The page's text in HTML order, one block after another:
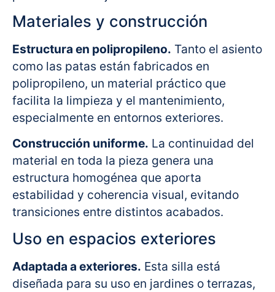
Materiales y construcción
Estructura en polipropileno. Tanto el asiento
como las patas están fabricados en
polipropileno, un material práctico que
facilita la limpieza y el mantenimiento,
especialmente en entornos exteriores.
Construcción uniforme. La continuidad del
material en toda la pieza genera una
estructura homogénea que aporta
estabilidad y coherencia visual, evitando
transiciones entre distintos acabados.
Uso en espacios exteriores
Adaptada a exteriores. Esta silla está
diseñada para su uso en jardines o terrazas,